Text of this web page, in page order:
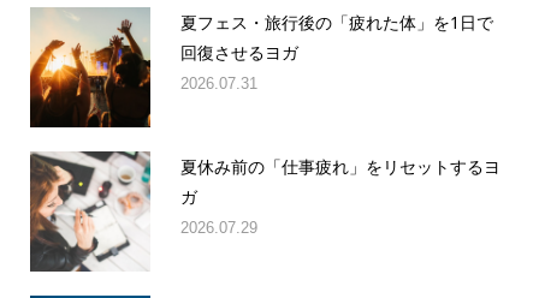
夏フェス・旅行後の「疲れた体」を1日で
回復させるヨガ
2026.07.31
夏休み前の「仕事疲れ」をリセットするヨ
ガ
2026.07.29